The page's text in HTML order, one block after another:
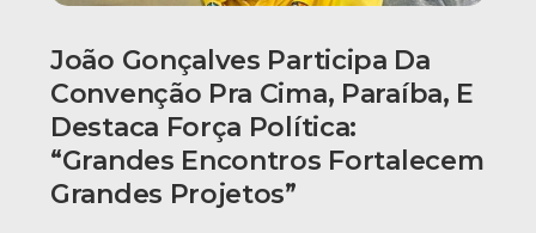
João Gonçalves Participa Da
Convenção Pra Cima, Paraíba, E
Destaca Força Política:
“grandes Encontros Fortalecem
Grandes Projetos”